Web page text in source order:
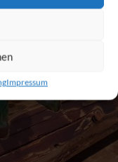
Impressum